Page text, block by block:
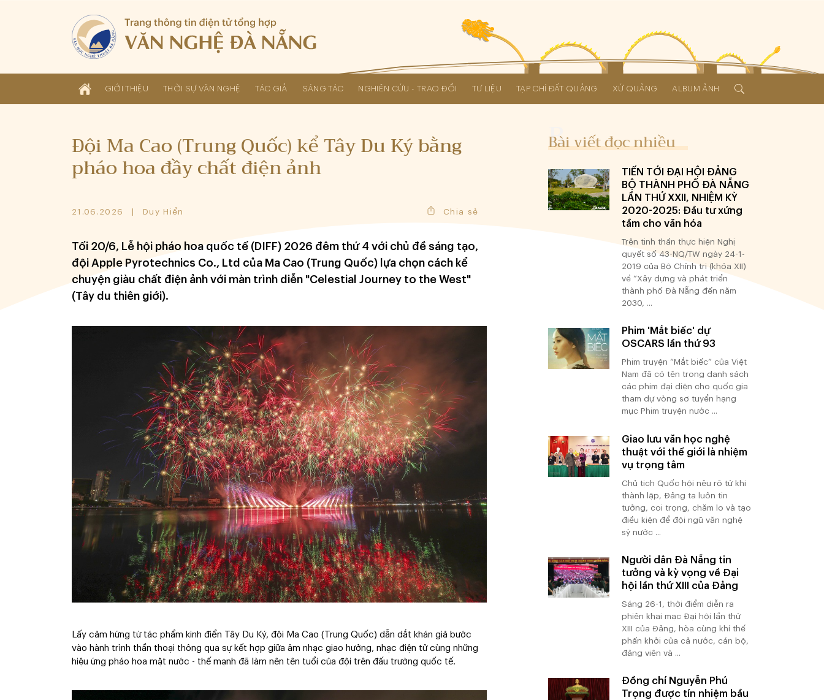
GIỚI THIỆU THỜI SỰ VĂN NGHỆ TÁC GIẢ SÁNG TÁC NGHIÊN CỨU - TRAO ĐỔI TƯ LIỆU TẠP CHÍ ĐẤT QUẢNG XỨ QUẢNG ALBUM ẢNH
Đội Ma Cao (Trung Quốc) kể Tây Du Ký bằng
pháo hoa đầy chất điện ảnh
21.06.2026 Duy Hiển Chia sẻ
Tối 20/6, Lễ hội pháo hoa quốc tế (DIFF) 2026 đêm thứ 4 với chủ đề sáng tạo,
đội Apple Pyrotechnics Co., Ltd của Ma Cao (Trung Quốc) lựa chọn cách kể
chuyện giàu chất điện ảnh với màn trình diễn "Celestial Journey to the West"
(Tây du thiên giới).
Lấy cảm hứng từ tác phẩm kinh điển Tây Du Ký, đội Ma Cao (Trung Quốc) dẫn dắt khán giả bước
vào hành trình thần thoại thông qua sự kết hợp giữa âm nhạc giao hưởng, nhạc điện tử cùng những
hiệu ứng pháo hoa mặt nước - thế mạnh đã làm nên tên tuổi của đội trên đấu trường quốc tế.
Bài viết đọc nhiều
TIẾN TỚI ĐẠI HỘI ĐẢNG
BỘ THÀNH PHỐ ĐÀ NẴNG
LẦN THỨ XXII, NHIỆM KỲ
2020-2025: Đầu tư xứng
tầm cho văn hóa
Trên tinh thần thực hiện Nghị
quyết số 43-NQ/TW ngày 24-1-
2019 của Bộ Chính trị (khóa XII)
về “Xây dựng và phát triển
thành phố Đà Nẵng đến năm
2030, ...
Phim 'Mắt biếc' dự
OSCARS lần thứ 93
Phim truyện “Mắt biếc” của Việt
Nam đã có tên trong danh sách
các phim đại diện cho quốc gia
tham dự vòng sơ tuyển hạng
mục Phim truyện nước ...
Giao lưu văn học nghệ
thuật với thế giới là nhiệm
vụ trọng tâm
Chủ tịch Quốc hội nêu rõ từ khi
thành lập, Đảng ta luôn tin
tưởng, coi trọng, chăm lo và tạo
điều kiện để đội ngũ văn nghệ
sỹ nước ...
Người dân Đà Nẵng tin
tưởng và kỳ vọng về Đại
hội lần thứ XIII của Đảng
Sáng 26-1, thời điểm diễn ra
phiên khai mạc Đại hội lần thứ
XIII của Đảng, hòa cùng khí thế
phấn khởi của cả nước, cán bộ,
đảng viên và ...
Đồng chí Nguyễn Phú
Trọng được tín nhiệm bầu